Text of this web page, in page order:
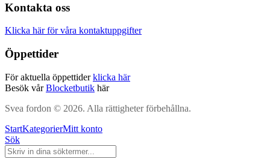
Kontakta oss
Klicka här för våra kontaktuppgifter
Öppettider
För aktuella öppettiderklicka här
Besök vårBlocketbutik här
Svea fordon © 2026. Alla rättigheter förbehållna.
StartKategorierMitt konto
Sök